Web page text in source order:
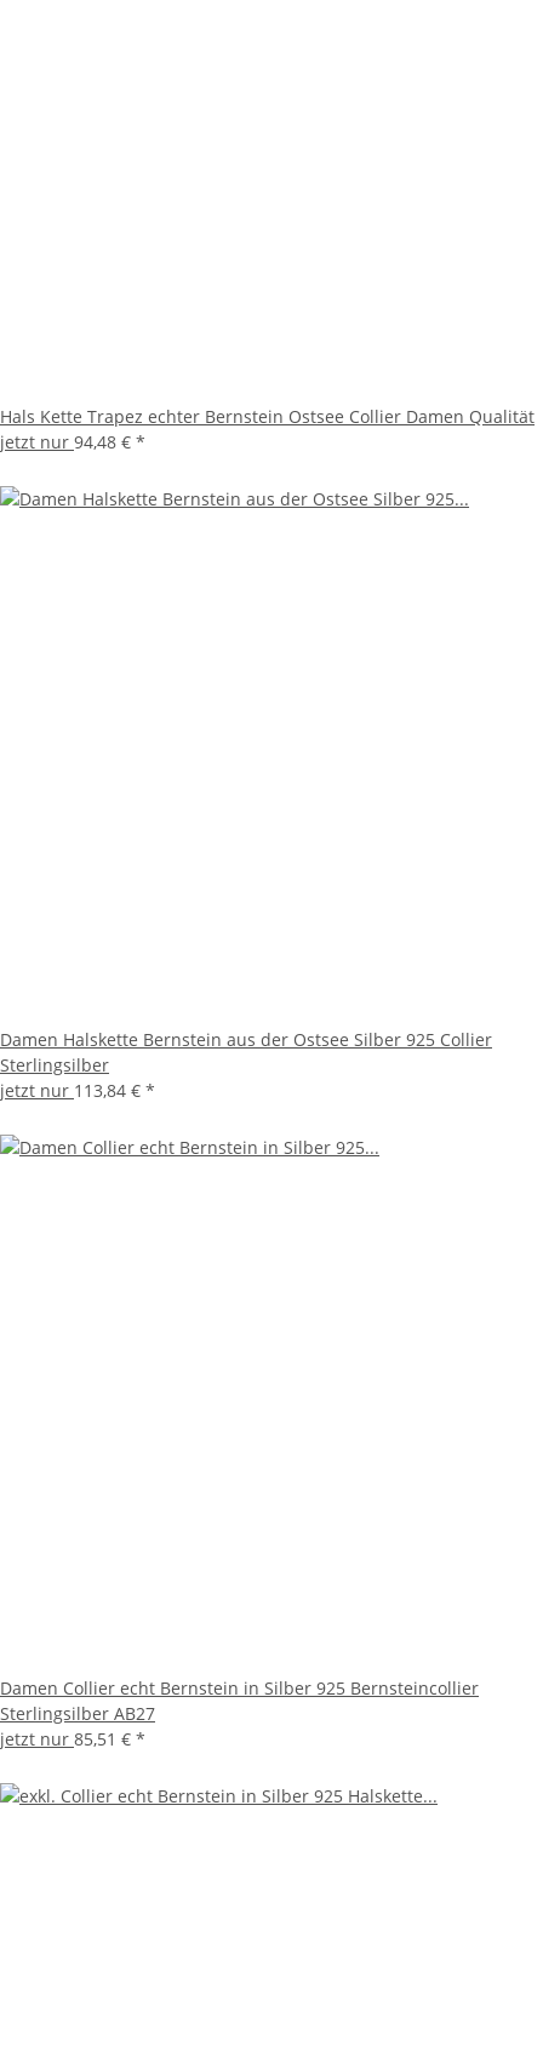
Hals Kette Trapez echter Bernstein Ostsee Collier Damen Qualität
jetzt nur 94,48 € *
Damen Halskette Bernstein aus der Ostsee Silber 925 Collier
Sterlingsilber
jetzt nur 113,84 € *
Damen Collier echt Bernstein in Silber 925 Bernsteincollier
Sterlingsilber AB27
jetzt nur 85,51 € *